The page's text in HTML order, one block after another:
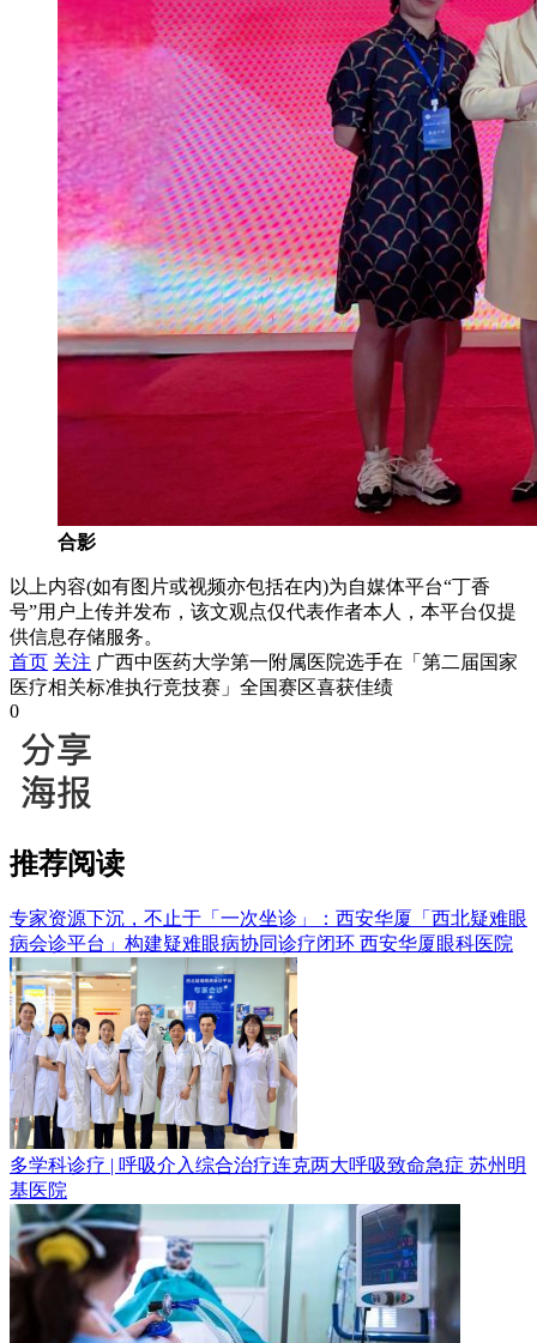
合影
以上内容(如有图片或视频亦包括在内)为自媒体平台“丁香
号”用户上传并发布，该文观点仅代表作者本人，本平台仅提
供信息存储服务。
首页 关注 广西中医药大学第一附属医院选手在「第二届国家
医疗相关标准执行竞技赛」全国赛区喜获佳绩
0
推荐阅读
专家资源下沉，不止于「一次坐诊」：西安华厦「西北疑难眼
病会诊平台」构建疑难眼病协同诊疗闭环 西安华厦眼科医院
多学科诊疗 | 呼吸介入综合治疗连克两大呼吸致命急症 苏州明
基医院